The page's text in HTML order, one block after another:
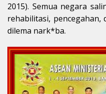
2015). Semua negara
rehabilitasi, pencegahan,
dilema nark*ba.